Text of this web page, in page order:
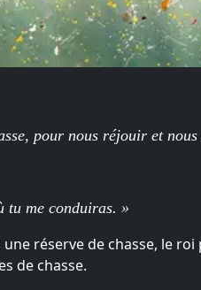
pour nous réjouir et
tu me conduiras. »
réserve de chasse, le
de chasse.